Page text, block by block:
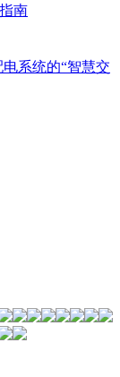
南
系统的“智慧交